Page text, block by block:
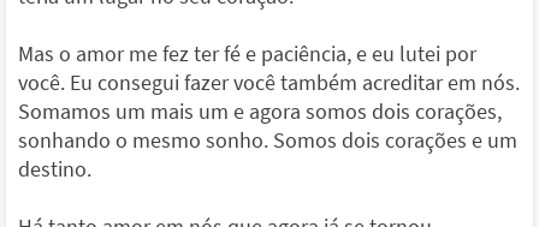
Mas o amor me fez ter fé e paciência, e eu lutei por
você. Eu consegui fazer você também acreditar em nós.
Somamos um mais um e agora somos dois corações,
sonhando o mesmo sonho. Somos dois corações e um
destino.